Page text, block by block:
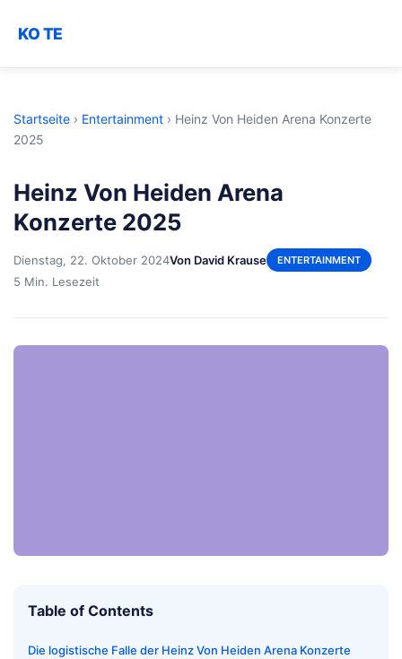
KO TE
Startseite › Entertainment › Heinz Von Heiden Arena Konzerte
2025
Heinz Von Heiden Arena
Konzerte 2025
Dienstag, 22. Oktober 2024Von David Krause ENTERTAINMENT
5 Min. Lesezeit
Table of Contents
Die logistische Falle der Heinz Von Heiden Arena Konzerte